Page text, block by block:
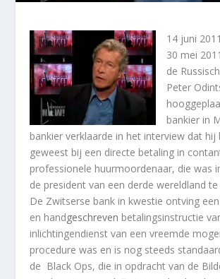
14 juni 2011
30 mei
de
Peter
bankier in
bankier verklaarde in het interview dat hij
geweest bij een directe betaling in
professionele huurmoordenaar, die was
de president van een derde wereldland
De Zwitserse bank in kwestie ontving
en handgeschreven betalingsinstructie
inlichtingendienst van een vreemde
procedure was en is nog steeds
de Black Ops, die in opdracht van de